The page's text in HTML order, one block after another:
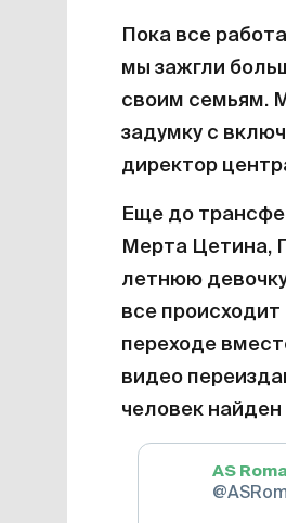
Пока все
мы зажгли
своим семьям.
задумку с
директор
Еще до
Мерта Цетина,
летнюю
все
переходе
видео
человек найден
AS